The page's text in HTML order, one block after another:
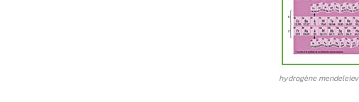
hydrogène mendeleiev